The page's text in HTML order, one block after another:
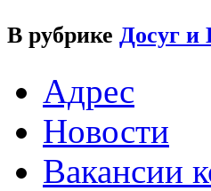
В рубрике Досуг и
Адрес
Новости
Вакансии